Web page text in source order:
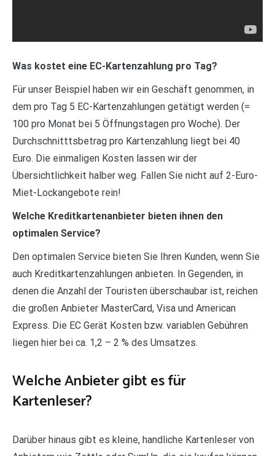
Was kostet eine EC-Kartenzahlung pro Tag?
Für unser Beispiel haben wir ein Geschäft genommen, in
dem pro Tag 5 EC-Kartenzahlungen getätigt werden (=
100 pro Monat bei 5 Öffnungstagen pro Woche). Der
Durchschnitttsbetrag pro Kartenzahlung liegt bei 40
Euro. Die einmaligen Kosten lassen wir der
Übersichtlichkeit halber weg. Fallen Sie nicht auf 2-Euro-
Miet-Lockangebote rein!
Welche Kreditkartenanbieter bieten ihnen den
optimalen Service?
Den optimalen Service bieten Sie Ihren Kunden, wenn Sie
auch Kreditkartenzahlungen anbieten. In Gegenden, in
denen die Anzahl der Touristen überschaubar ist, reichen
die großen Anbieter MasterCard, Visa und American
Express. Die EC Gerät Kosten bzw. variablen Gebühren
liegen hier bei ca. 1,2 – 2 % des Umsatzes.
Welche Anbieter gibt es für
Kartenleser?
Darüber hinaus gibt es kleine, handliche Kartenleser von